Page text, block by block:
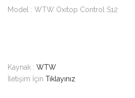
Model : WTW Oxitop Control S12
Kaynak : WTW
İletişim İçin Tıklayınız